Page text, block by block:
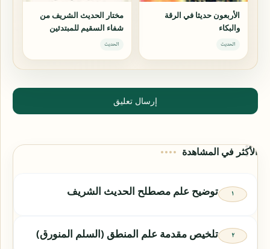
الأربعون حديثا في الرقة
والبكاء
الحديث
مختار الحديث الشريف من
شفاء السقيم للمبتدئين
الحديث
إرسال تعليق
الأكثر في المشاهدة
توضيح علم مصطلح الحديث الشريف
تلخيص مقدمة علم المنطق (السلم المنورق)